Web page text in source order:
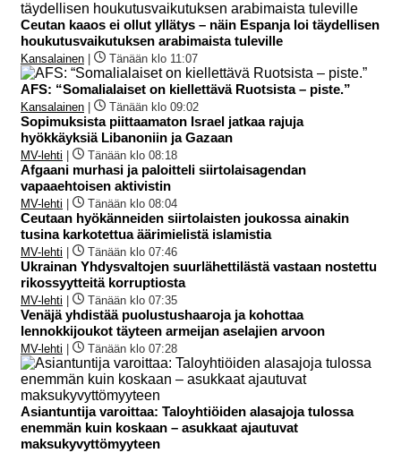
Ceutan kaaos ei ollut yllätys – näin Espanja loi täydellisen
houkutusvaikutuksen arabimaista tuleville
Kansalainen Tänään klo 11:07
AFS: “Somalialaiset on kiellettävä Ruotsista – piste.”
Kansalainen Tänään klo 09:02
Sopimuksista piittaamaton Israel jatkaa rajuja
hyökkäyksiä Libanoniin ja Gazaan
MV-lehti Tänään klo 08:18
Afgaani murhasi ja paloitteli siirtolaisagendan
vapaaehtoisen aktivistin
MV-lehti Tänään klo 08:04
Ceutaan hyökänneiden siirtolaisten joukossa ainakin
tusina karkotettua äärimielistä islamistia
MV-lehti Tänään klo 07:46
Ukrainan Yhdysvaltojen suurlähettilästä vastaan nostettu
rikossyytteitä korruptiosta
MV-lehti Tänään klo 07:35
Venäjä yhdistää puolustushaaroja ja kohottaa
lennokkijoukot täyteen armeijan aselajien arvoon
MV-lehti Tänään klo 07:28
Asiantuntija varoittaa: Taloyhtiöiden alasajoja tulossa
enemmän kuin koskaan – asukkaat ajautuvat
maksukyvyttömyyteen